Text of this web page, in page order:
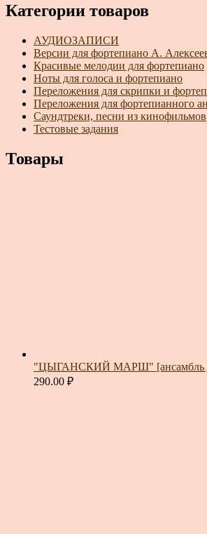
Категории товаров
АУДИОЗАПИСИ
Версии для фортепиано А.
Красивые мелодии для фортепиано
Ноты для голоса и фортепиано
Переложения для скрипки и
Переложения для фортепианного
Саундтреки, песни из кинофильмов
Тестовые задания
Товары
"ЦЫГАНСКИЙ МАРШ" [ансамбль
290.00 ₽